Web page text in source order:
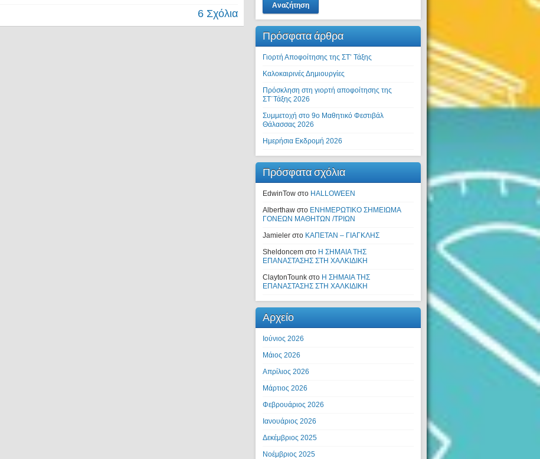
6 Σχόλια
Αναζήτηση
Πρόσφατα άρθρα
Γιορτή Αποφοίτησης της ΣΤ’ Τάξης
Καλοκαιρινές Δημιουργίες
Πρόσκληση στη γιορτή αποφοίτησης της
ΣΤ΄Τάξης 2026
Συμμετοχή στο 9ο Μαθητικό Φεστιβάλ
Θάλασσας 2026
Ημερήσια Εκδρομή 2026
Πρόσφατα σχόλια
EdwinTow στο ΗΑLLOWEEN
Alberthaw στο ΕΝΗΜΕΡΩΤΙΚΟ ΣΗΜΕΙΩΜΑ
ΓΟΝΕΩΝ ΜΑΘΗΤΩΝ /ΤΡΙΩΝ
Jamieler στο KΑΠΕΤΑΝ – ΓΙΑΓΚΛΗΣ
Sheldoncem στο Η ΣΗΜΑΙΑ ΤΗΣ
ΕΠΑΝΑΣΤΑΣΗΣ ΣΤΗ ΧΑΛΚΙΔΙΚΗ
ClaytonTounk στο Η ΣΗΜΑΙΑ ΤΗΣ
ΕΠΑΝΑΣΤΑΣΗΣ ΣΤΗ ΧΑΛΚΙΔΙΚΗ
Αρχείο
Ιούνιος 2026
Μάιος 2026
Απρίλιος 2026
Μάρτιος 2026
Φεβρουάριος 2026
Ιανουάριος 2026
Δεκέμβριος 2025
Νοέμβριος 2025